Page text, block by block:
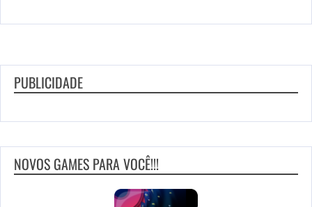
PUBLICIDADE
NOVOS GAMES PARA VOCÊ!!!